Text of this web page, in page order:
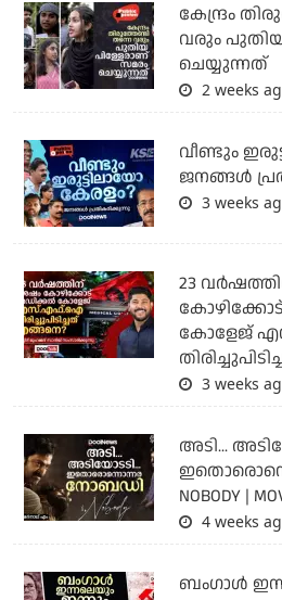
കേന്ദ്രം
വരും
ചെയ്യുന്നത്
2 weeks
വീണ്ടും
ജനങ്ങൾ
3 weeks
23
കോളേജ്
3 weeks
അടി...
NOBODY |
4 weeks
ബംഗാള്‍